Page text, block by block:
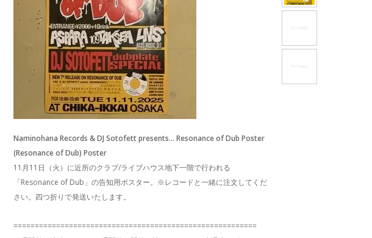
Naminohana Records & DJ Sotofett presents... Resonance of Dub Poster
(Resonance of Dub) Poster
11月11日（火）に近所のクラブ/ライブハウス地下一階で行われる
「Resonance of Dub」の告知用ポスター。※レコードと一緒に注文してくだ
さい。四つ折りで発送いたします。
=========================================================